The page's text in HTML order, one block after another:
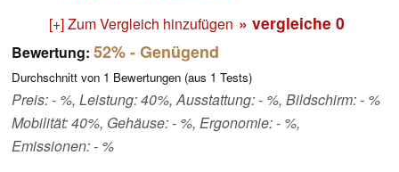
[+] Zum Vergleich hinzufügen » vergleiche 0
Bewertung: 52%- Genügend
Durchschnitt von 1 Bewertungen (aus 1 Tests)
Preis: - %, Leistung: 40%, Ausstattung: - %, Bildschirm: - %
Mobilität: 40%, Gehäuse: - %, Ergonomie: - %,
Emissionen: - %